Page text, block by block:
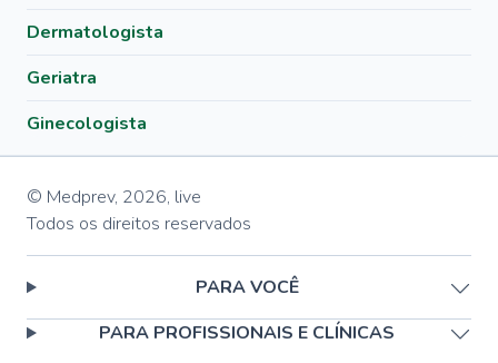
Dermatologista
Geriatra
Ginecologista
© Medprev, 2026, live
Todos os direitos reservados
PARA VOCÊ
PARA PROFISSIONAIS E CLÍNICAS